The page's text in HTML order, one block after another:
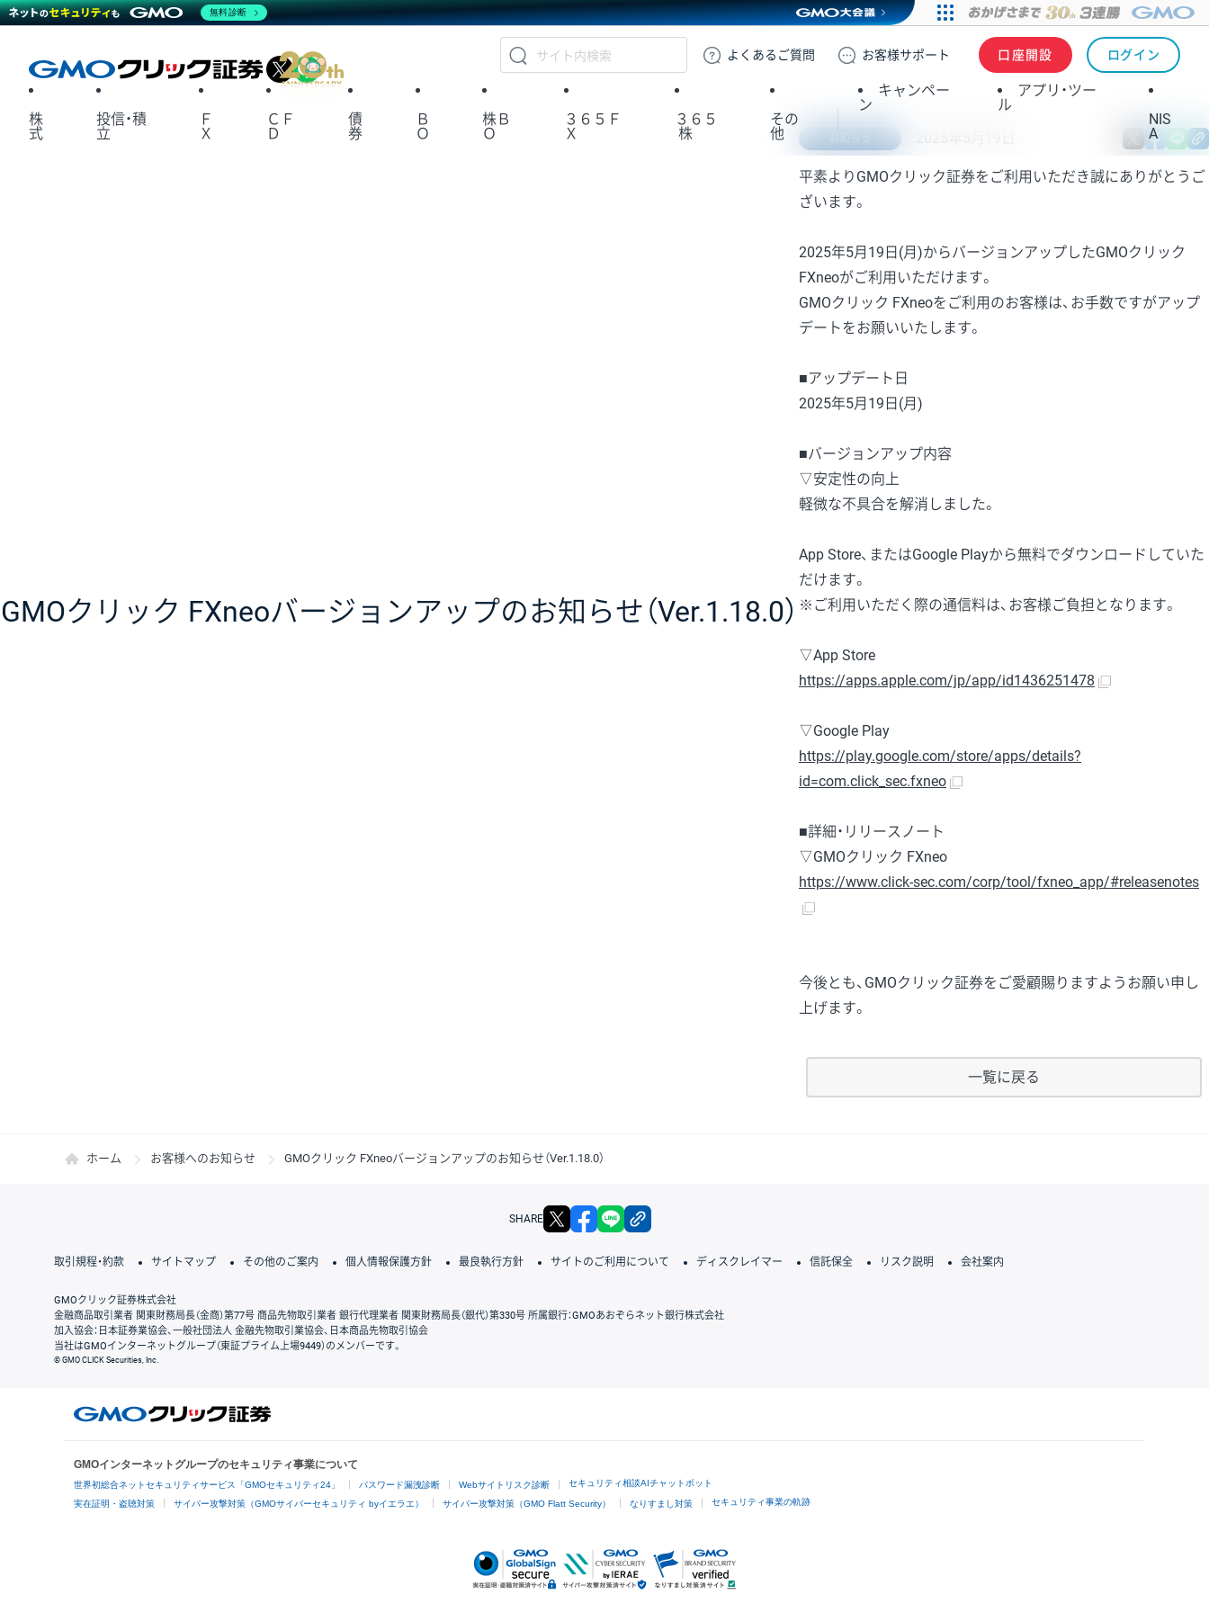
GMOクリック証券
よくある ご質問 お客様サポート 口座開設 ログイン
X
株
式
投信・積
立
Ｆ
Ｘ
ＣＦ
Ｄ
債
券
Ｂ
Ｏ
株Ｂ
Ｏ
３６５Ｆ
Ｘ
３６５
株
その
他
キャンペー
ン
アプリ・ツー
ル
NIS
A
GMOクリック FXneoバージョンアップのお知らせ（Ver.1.18.0）
X
平素よりGMOクリック証券をご利用いただき誠にありがとうご
ざいます。
2025年5月19日(月)からバージョンアップしたGMOクリック
FXneoがご利用いただけます。
GMOクリック FXneoをご利用のお客様は、お手数ですがアップ
デートをお願いいたします。
■アップデート日
2025年5月19日(月)
■バージョンアップ内容
▽安定性の向上
軽微な不具合を解消しました。
App Store、またはGoogle Playから無料でダウンロードしていた
だけます。
※ご利用いただく際の通信料は、お客様ご負担となります。
▽App Store
https://apps.apple.com/jp/app/id1436251478
▽Google Play
https://play.google.com/store/apps/details?
id=com.click_sec.fxneo
■詳細・リリースノート
▽GMOクリック FXneo
https://www.click-sec.com/corp/tool/fxneo_app/#releasenotes
今後とも、GMOクリック証券をご愛顧賜りますようお願い申し
上げます。
一覧に戻る
ホーム お客様へのお知らせ GMOクリック FXneoバージョンアップのお知らせ（Ver.1.18.0）
SHARE X facebook
取引規程・約款 サイトマップ その他のご案内 個人情報保護方針 最良執行方針 サイトのご利用について ディスクレイマー 信託保全 リスク説明 会社案内
GMOクリック証券株式会社
金融商品取引業者 関東財務局長（金商）第77号 商品先物取引業者 銀行代理業者 関東財務局長（銀代）第330号 所属銀行：GMOあおぞらネット銀行株式会社
加入協会：日本証券業協会、一般社団法人 金融先物取引業協会、日本商品先物取引協会
当社はGMOインターネットグループ（東証プライム上場9449）のメンバーです。
© GMO CLICK Securities, Inc.
GMOインターネットグループのセキュリティ事業について
世界初総合ネットセキュリティサービス「GMOセキュリティ24」 パスワード漏洩診断 Webサイトリスク診断 セキュリティ相談AIチャットボット
実在証明・盗聴対策 サイバー攻撃対策（GMOサイバーセキュリティ byイエラエ） サイバー攻撃対策（GMO Flatt Security） なりすまし対策 セキュリティ事業の軌跡
無料診断